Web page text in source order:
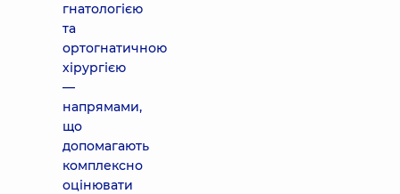
гнатологією
та
ортогнатичною
хірургією
—
напрямами,
що
допомагають
комплексно
оцінювати